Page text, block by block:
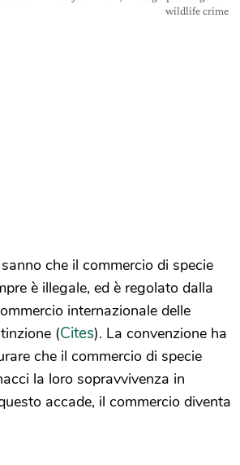
wildlife crime
che il commercio di specie
è illegale, ed è regolato dalla
internazionale delle
(Cites). La convenzione ha
che il commercio di specie
la loro sopravvivenza in
accade, il commercio diventa